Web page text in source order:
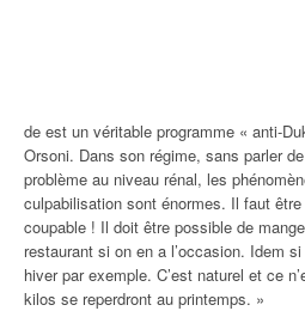
de est un véritable programme « anti-
Orsoni. Dans son régime, sans parler
problème au niveau rénal, les
culpabilisation sont énormes. Il faut
coupable ! Il doit être possible de
restaurant si on en a l’occasion. Idem
hiver par exemple. C’est naturel et ce
kilos se reperdront au printemps. »